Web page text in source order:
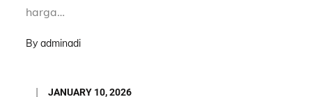
harga…
Byadminadi
Posted
JANUARY 10, 2026